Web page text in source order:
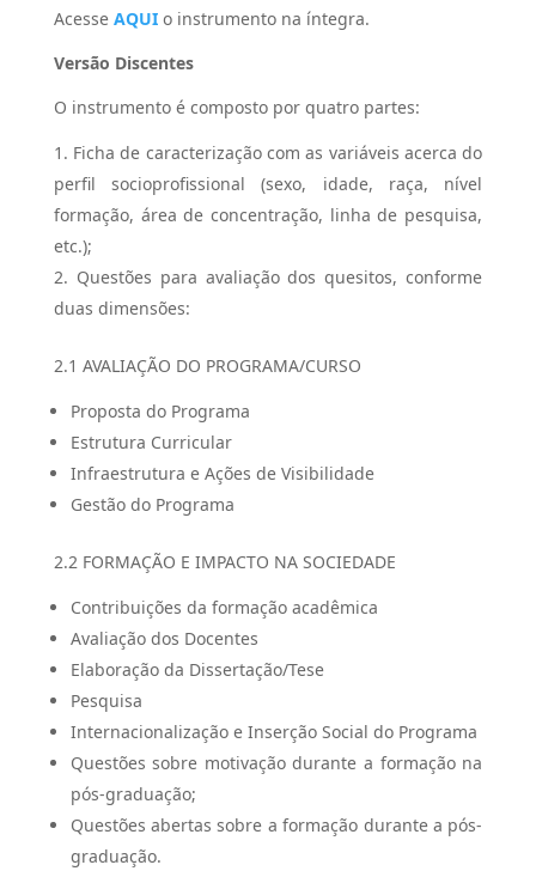
Acesse AQUI o instrumento na íntegra.
Versão Discentes
O instrumento é composto por quatro partes:
Ficha de caracterização com as variáveis acerca do
perfil socioprofissional (sexo, idade, raça, nível
formação, área de concentração, linha de pesquisa,
etc.);
Questões para avaliação dos quesitos, conforme
duas dimensões:
2.1 AVALIAÇÃO DO PROGRAMA/CURSO
Proposta do Programa
Estrutura Curricular
Infraestrutura e Ações de Visibilidade
Gestão do Programa
2.2 FORMAÇÃO E IMPACTO NA SOCIEDADE
Contribuições da formação acadêmica
Avaliação dos Docentes
Elaboração da Dissertação/Tese
Pesquisa
Internacionalização e Inserção Social do Programa
Questões sobre motivação durante a formação na
pós-graduação;
Questões abertas sobre a formação durante a pós-
graduação.